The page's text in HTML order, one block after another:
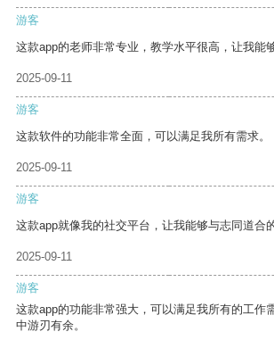
游客
这款app的老师非常专业，教学水平很高，让我能
2025-09-11
游客
这款软件的功能非常全面，可以满足我所有需求。
2025-09-11
游客
这款app就像我的社交平台，让我能够与志同道合
2025-09-11
游客
这款app的功能非常强大，可以满足我所有的工作
中游刃有余。